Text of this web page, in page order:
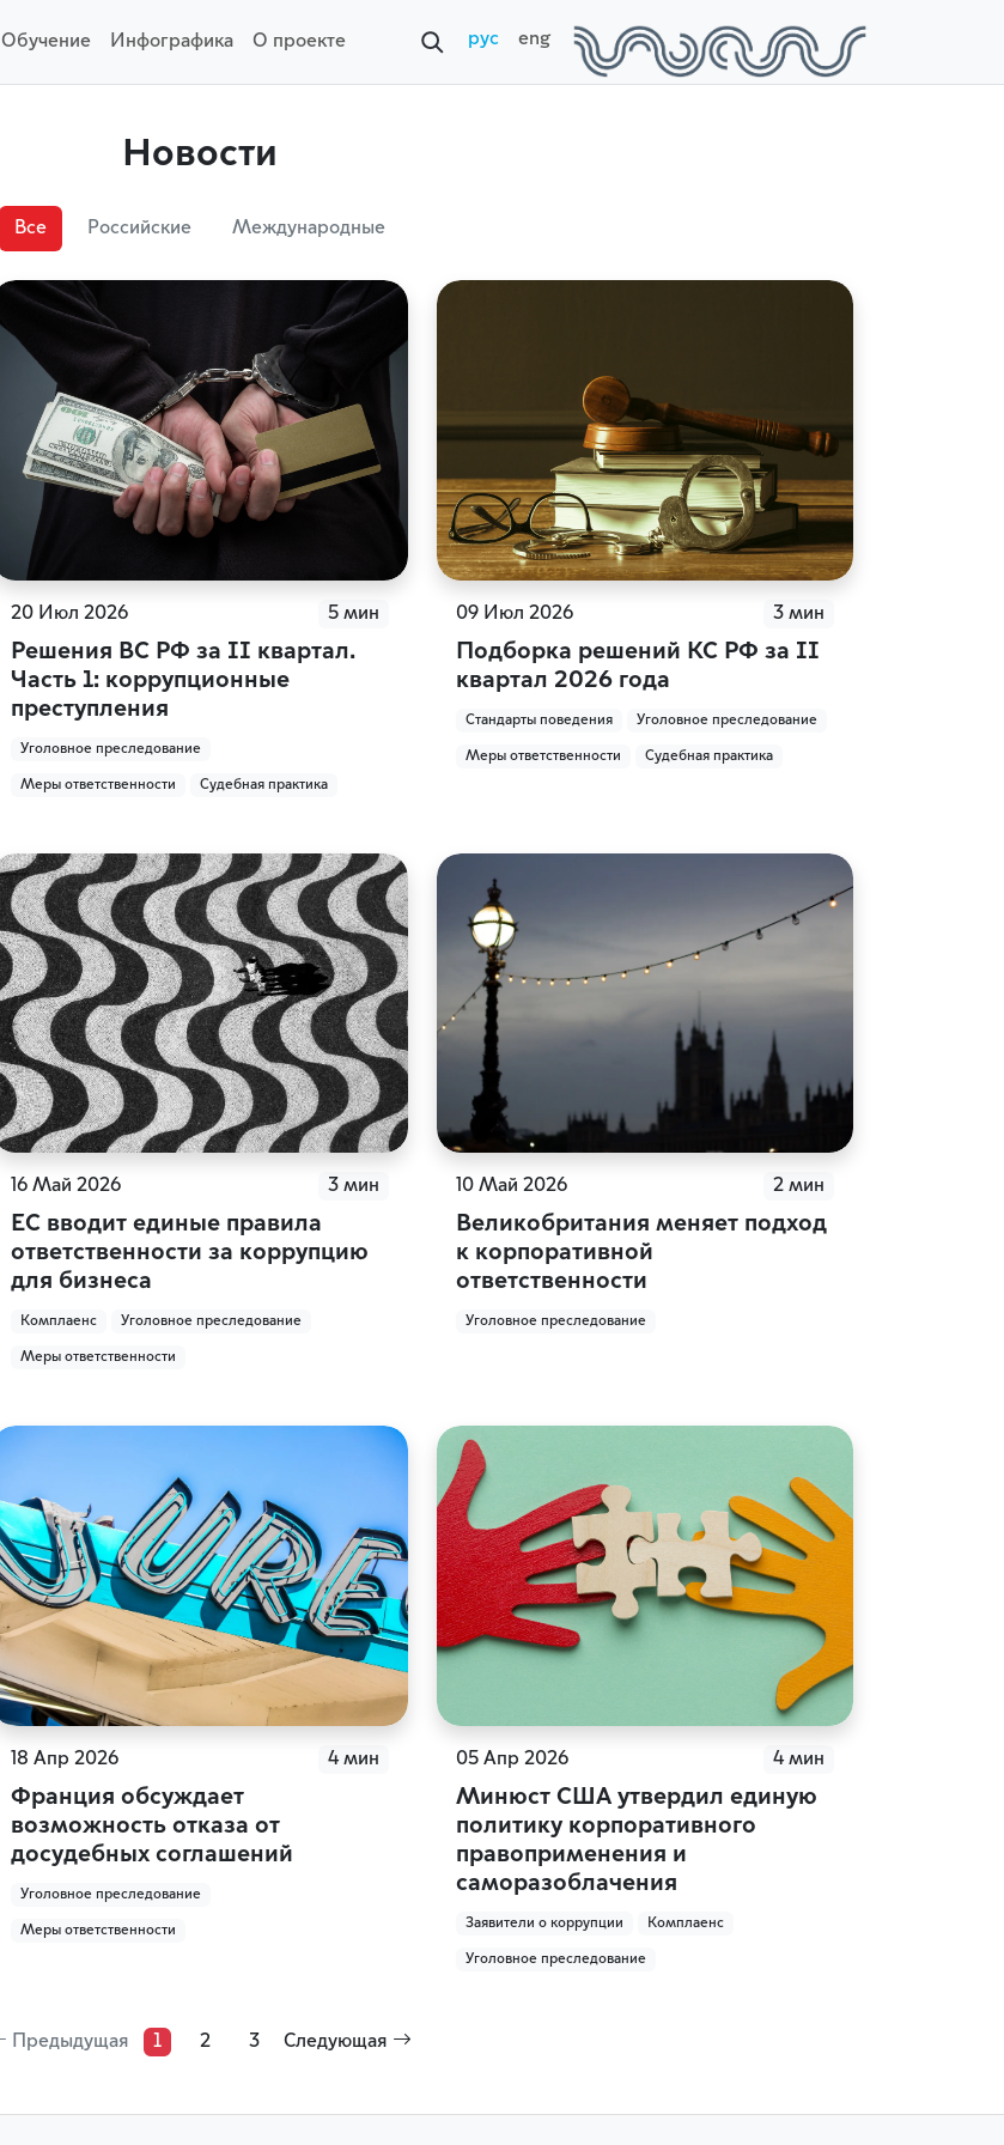
Обучение Инфографика О проекте рус eng
Новости
Все Российские Международные
20 Июл 2026 5 мин
Решения ВС РФ за II квартал.
Часть 1: коррупционные
преступления
Уголовное преследование
Меры ответственности Судебная практика
09 Июл 2026 3 мин
Подборка решений КС РФ за II
квартал 2026 года
Стандарты поведения Уголовное преследование
Меры ответственности Судебная практика
16 Май 2026 3 мин
ЕС вводит единые правила
ответственности за коррупцию
для бизнеса
Комплаенс Уголовное преследование
Меры ответственности
10 Май 2026 2 мин
Великобритания меняет подход
к корпоративной
ответственности
Уголовное преследование
18 Апр 2026 4 мин
Франция обсуждает
возможность отказа от
досудебных соглашений
Уголовное преследование
Меры ответственности
05 Апр 2026 4 мин
Минюст США утвердил единую
политику корпоративного
правоприменения и
саморазоблачения
Заявители о коррупции Комплаенс
Уголовное преследование
Предыдущая 1 2 3 Следующая